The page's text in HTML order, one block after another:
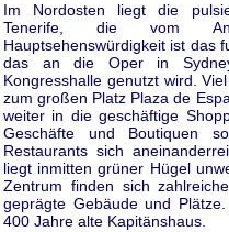
Im Nordosten liegt die
Tenerife, die vom
Hauptsehenswürdigkeit ist das
das an die Oper in
Kongresshalle genutzt wird.
zum großen Platz Plaza de
weiter in die geschäftige
Geschäfte und Boutiquen
Restaurants sich
liegt inmitten grüner Hügel
Zentrum finden sich
geprägte Gebäude und
400 Jahre alte Kapitänshaus.